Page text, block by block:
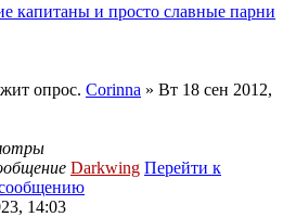
капитаны и просто славные парни
опрос. Corinna » Вт 18 сен 2012,
Darkwing Перейти к
14:03